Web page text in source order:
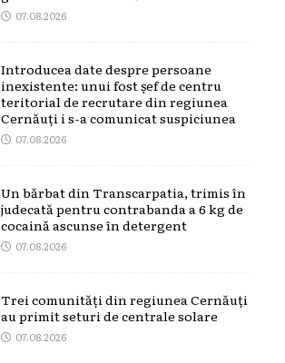
07.08.2026
Introducea date despre persoane
inexistente: unui fost șef de centru
teritorial de recrutare din regiunea
Cernăuți i s-a comunicat suspiciunea
07.08.2026
Un bărbat din Transcarpatia, trimis în
judecată pentru contrabanda a 6 kg de
cocaină ascunse în detergent
07.08.2026
Trei comunități din regiunea Cernăuți
au primit seturi de centrale solare
07.08.2026